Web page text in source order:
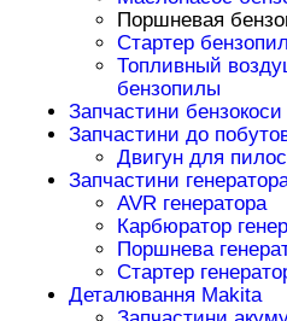
Поршневая
Стартер
Топливный
бензопилы
Запчастини бензокоси
Запчастини до
Двигун для
Запчастини
AVR генератора
Карбюратор
Поршнева
Стартер
Деталювання Makita